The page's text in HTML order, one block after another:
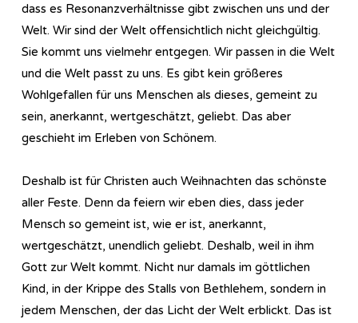
dass es Resonanzverhältnisse gibt zwischen uns und der
Welt. Wir sind der Welt offensichtlich nicht gleichgültig.
Sie kommt uns vielmehr entgegen. Wir passen in die Welt
und die Welt passt zu uns. Es gibt kein größeres
Wohlgefallen für uns Menschen als dieses, gemeint zu
sein, anerkannt, wertgeschätzt, geliebt. Das aber
geschieht im Erleben von Schönem.
Deshalb ist für Christen auch Weihnachten das schönste
aller Feste. Denn da feiern wir eben dies, dass jeder
Mensch so gemeint ist, wie er ist, anerkannt,
wertgeschätzt, unendlich geliebt. Deshalb, weil in ihm
Gott zur Welt kommt. Nicht nur damals im göttlichen
Kind, in der Krippe des Stalls von Bethlehem, sondern in
jedem Menschen, der das Licht der Welt erblickt. Das ist